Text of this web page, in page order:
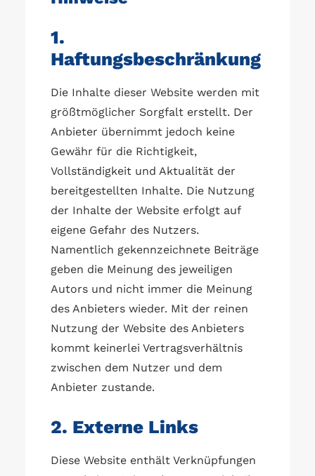
1.
Haftungsbeschränkung
Die Inhalte dieser Website werden mit
größtmöglicher Sorgfalt erstellt. Der
Anbieter übernimmt jedoch keine
Gewähr für die Richtigkeit,
Vollständigkeit und Aktualität der
bereitgestellten Inhalte. Die Nutzung
der Inhalte der Website erfolgt auf
eigene Gefahr des Nutzers.
Namentlich gekennzeichnete Beiträge
geben die Meinung des jeweiligen
Autors und nicht immer die Meinung
des Anbieters wieder. Mit der reinen
Nutzung der Website des Anbieters
kommt keinerlei Vertragsverhältnis
zwischen dem Nutzer und dem
Anbieter zustande.
2. Externe Links
Diese Website enthält Verknüpfungen